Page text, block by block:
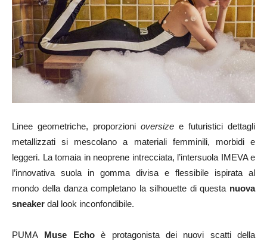
Linee geometriche, proporzioni oversize e futuristici dettagli
metallizzati si mescolano a materiali femminili, morbidi e
leggeri. La tomaia in neoprene intrecciata, l’intersuola IMEVA e
l’innovativa suola in gomma divisa e flessibile ispirata al
mondo della danza completano la silhouette di questa nuova
sneaker dal look inconfondibile.
PUMA Muse Echoè protagonista dei nuovi scatti della